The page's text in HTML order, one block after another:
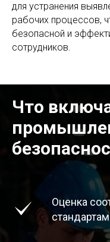
для устранения
рабочих процессов,
безопасной и
сотрудников.
Что
Оценка